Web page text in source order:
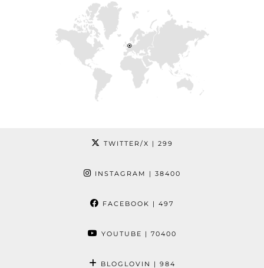
TWITTER/X | 299
INSTAGRAM | 38400
FACEBOOK | 497
YOUTUBE | 70400
BLOGLOVIN | 984